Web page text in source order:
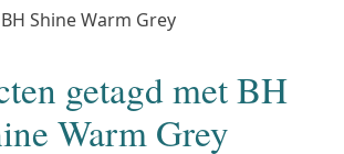
BH Shine Warm Grey
getagd met BH
Warm Grey